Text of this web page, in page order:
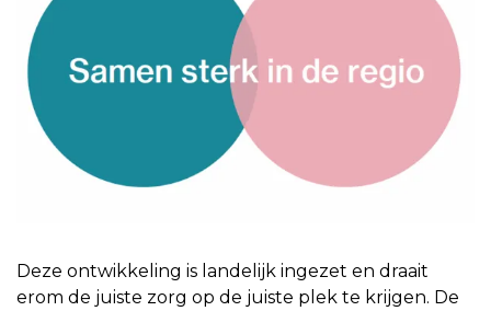
Deze ontwikkeling is landelijk ingezet en draait
erom de juiste zorg op de juiste plek te krijgen. De